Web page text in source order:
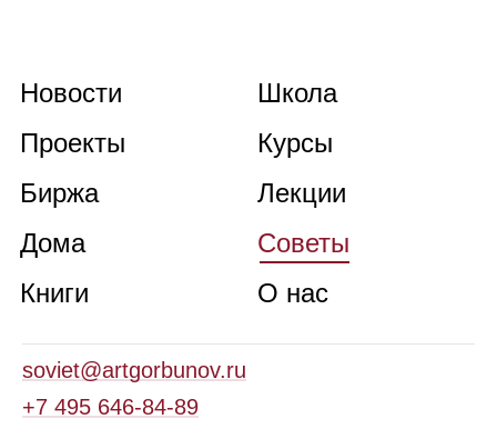
Новости
Проекты
Биржа
Дома
Книги
Школа
Курсы
Лекции
Советы
О нас
soviet@artgorbunov.ru
+7 495 646‑84‑89